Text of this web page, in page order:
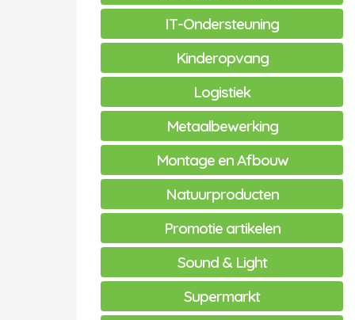
IT-Ondersteuning
Kinderopvang
Logistiek
Metaalbewerking
Montage en Afbouw
Natuurproducten
Promotie artikelen
Sound & Light
Supermarkt